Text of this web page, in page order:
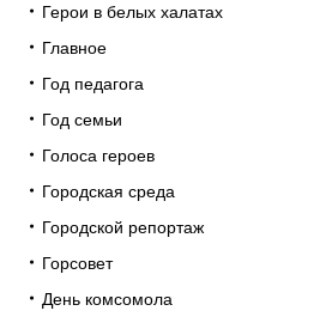
Герои в белых халатах
Главное
Год педагога
Год семьи
Голоса героев
Городская среда
Городской репортаж
Горсовет
День комсомола